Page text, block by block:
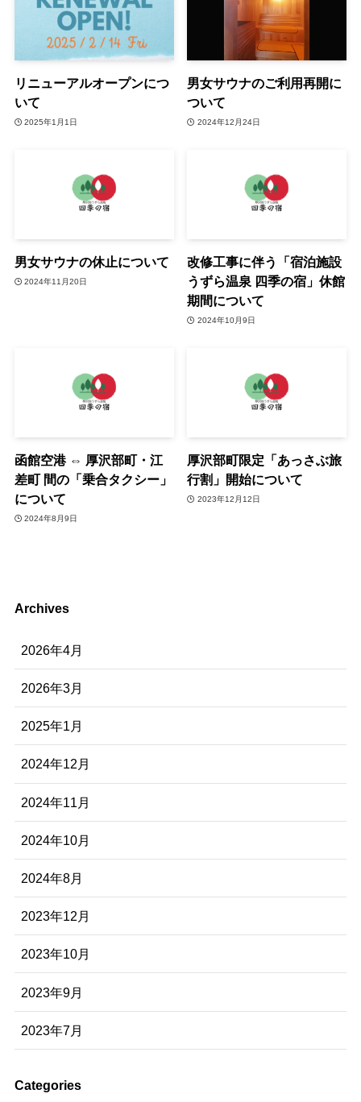
リニューアルオープンにつ
いて
2025年1月1日
男女サウナのご利用再開に
ついて
2024年12月24日
男女サウナの休止について
2024年11月20日
改修工事に伴う「宿泊施設
うずら温泉 四季の宿」休館
期間について
2024年10月9日
函館空港 ⇔ 厚沢部町・江
差町 間の「乗合タクシー」
について
2024年8月9日
厚沢部町限定「あっさぶ旅
行割」開始について
2023年12月12日
Archives
2026年4月
2026年3月
2025年1月
2024年12月
2024年11月
2024年10月
2024年8月
2023年12月
2023年10月
2023年9月
2023年7月
Categories